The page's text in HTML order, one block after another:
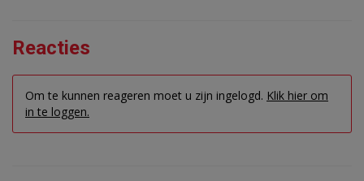
Reacties
Om te kunnen reageren moet u zijn ingelogd. Klik hier om
in te loggen.